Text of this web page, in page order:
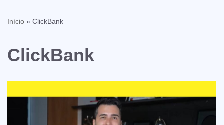
Início » ClickBank
ClickBank